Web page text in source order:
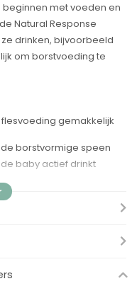
met voeden en
Natural Response
drinken, bijvoorbeeld
om borstvoeding te
gemakkelijk
borstvormige speen
baby actief drinkt
kleine handjes.